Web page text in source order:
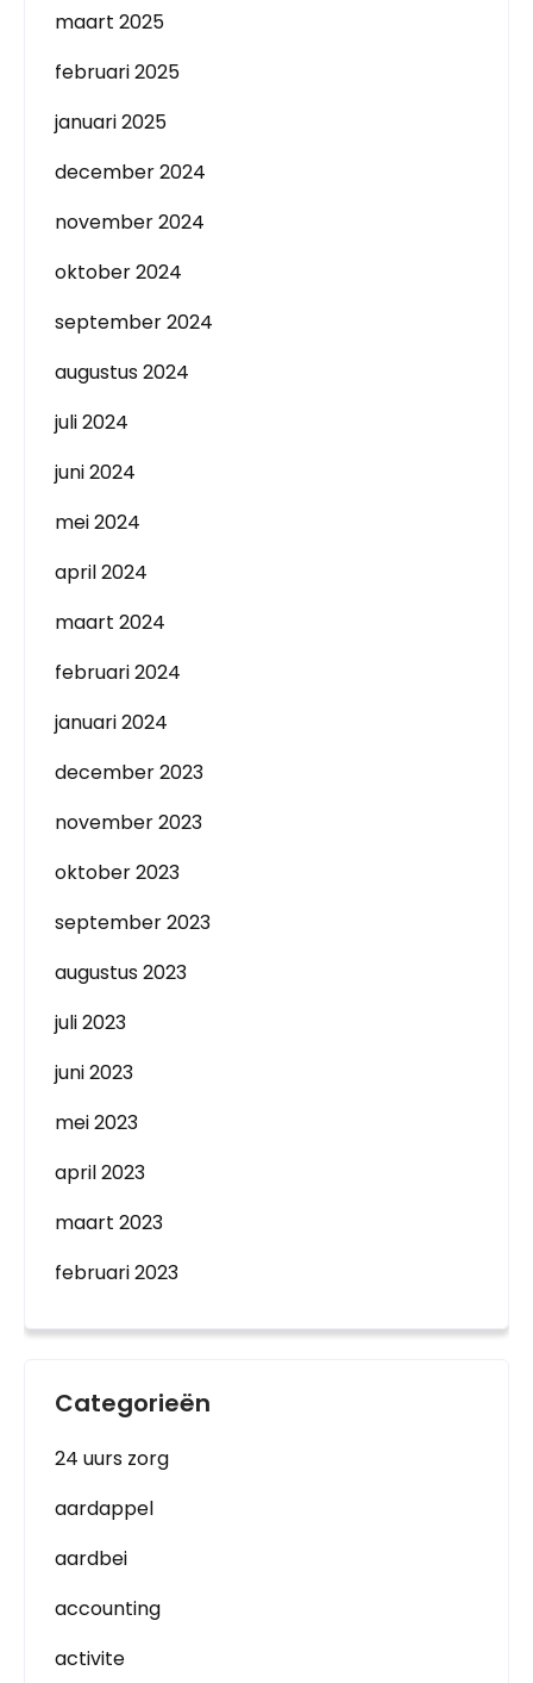
maart 2025
februari 2025
januari 2025
december 2024
november 2024
oktober 2024
september 2024
augustus 2024
juli 2024
juni 2024
mei 2024
april 2024
maart 2024
februari 2024
januari 2024
december 2023
november 2023
oktober 2023
september 2023
augustus 2023
juli 2023
juni 2023
mei 2023
april 2023
maart 2023
februari 2023
Categorieën
24 uurs zorg
aardappel
aardbei
accounting
activite